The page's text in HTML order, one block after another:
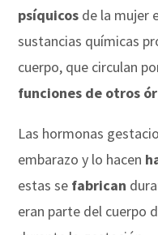
psíquicos de la mujer
sustancias químicas
cuerpo, que circulan
funciones de otros
Las hormonas
embarazo y lo hacen
estas se fabrican
eran parte del cuerpo